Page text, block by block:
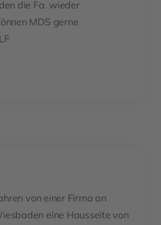
die Fa. wieder
MDS gerne
von einer Firma an
eine Hausseite von